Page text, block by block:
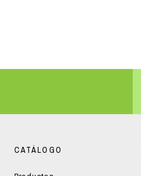
CATÁLOGO